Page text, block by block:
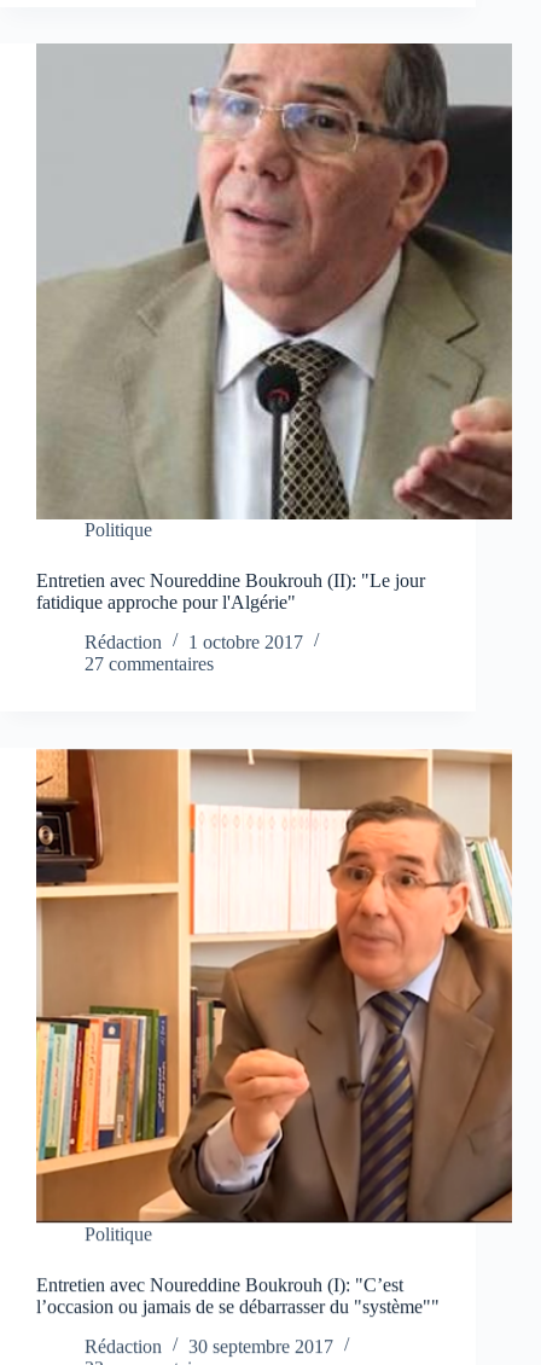
Politique
Entretien avec Noureddine Boukrouh (II): "Le jour
fatidique approche pour l'Algérie"
Rédaction
1 octobre 2017
27 commentaires
Politique
Entretien avec Noureddine Boukrouh (I): "C’est
l’occasion ou jamais de se débarrasser du "système""
Rédaction
30 septembre 2017